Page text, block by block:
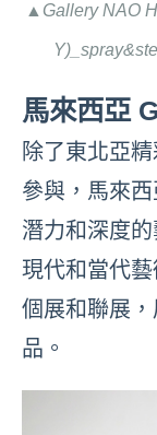
▲Gallery NAO
馬來西亞
除了東北亞
參與，馬來
潛力和深度
現代和當代
個展和聯展
品。